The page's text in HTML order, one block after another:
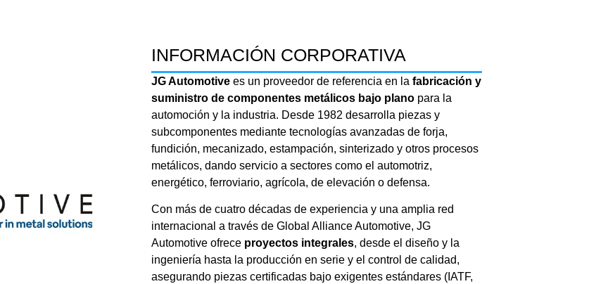
INFORMACIÓN CORPORATIVA
JG Automotive es un proveedor de referencia en la fabricación y
suministro de componentes metálicos bajo plano para la
automoción y la industria. Desde 1982 desarrolla piezas y
subcomponentes mediante tecnologías avanzadas de forja,
fundición, mecanizado, estampación, sinterizado y otros procesos
metálicos, dando servicio a sectores como el automotriz,
energético, ferroviario, agrícola, de elevación o defensa.
Con más de cuatro décadas de experiencia y una amplia red
internacional a través de Global Alliance Automotive, JG
Automotive ofrece proyectos integrales, desde el diseño y la
ingeniería hasta la producción en serie y el control de calidad,
asegurando piezas certificadas bajo exigentes estándares (IATF,